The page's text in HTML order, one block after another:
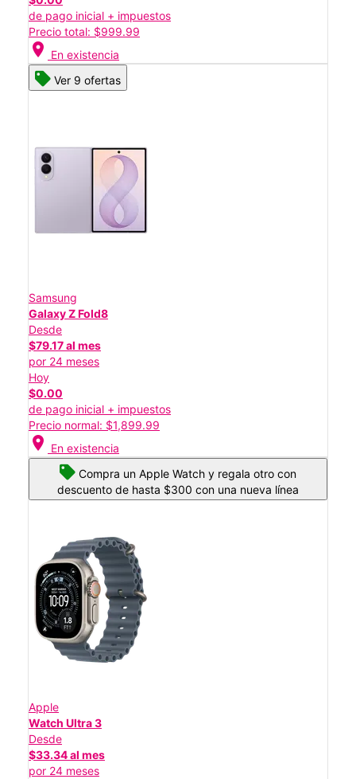
de pago inicial + impuestos
Precio total: $999.99
location_on En existencia
Ver 9 ofertas
Samsung
Galaxy Z Fold8
Desde
$79.17 al mes
por 24 meses
Hoy
$0.00
de pago inicial + impuestos
Precio normal: $1,899.99
location_on En existencia
Compra un Apple Watch y regala otro con
descuento de hasta $300 con una nueva línea
Apple
Watch Ultra 3
Desde
$33.34 al mes
por 24 meses